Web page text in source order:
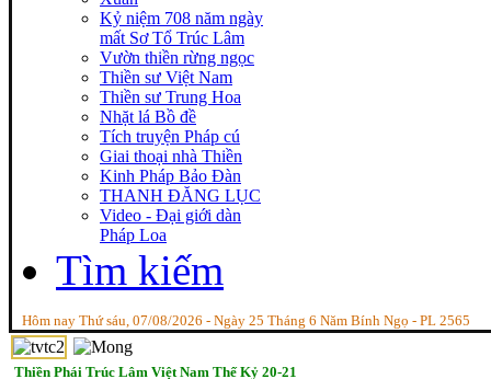
Kỷ niệm 708 năm ngày
mất Sơ Tổ Trúc Lâm
Vườn thiền rừng ngọc
Thiền sư Việt Nam
Thiền sư Trung Hoa
Nhặt lá Bồ đề
Tích truyện Pháp cú
Giai thoại nhà Thiền
Kinh Pháp Bảo Đàn
THANH ĐĂNG LỤC
Video - Đại giới dàn
Pháp Loa
Tìm kiếm
Hôm nay Thứ sáu, 07/08/2026 - Ngày 25 Tháng 6 Năm Bính Ngọ - PL 2565
Thiền Phái Trúc Lâm Việt Nam Thế Kỷ 20-21